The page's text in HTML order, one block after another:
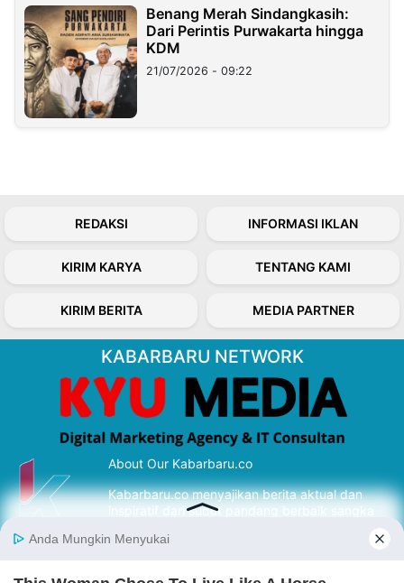
Benang Merah Sindangkasih:
Dari Perintis Purwakarta hingga
KDM
21/07/2026 - 09:22
REDAKSI INFORMASI IKLAN
KIRIM KARYA TENTANG KAMI
KIRIM BERITA MEDIA PARTNER
KABARBARU NETWORK
About Our Kabarbaru.co
Kabarbaru.co menyajikan berita aktual dan
inspiratif dari sudut pandang berbaik sangka